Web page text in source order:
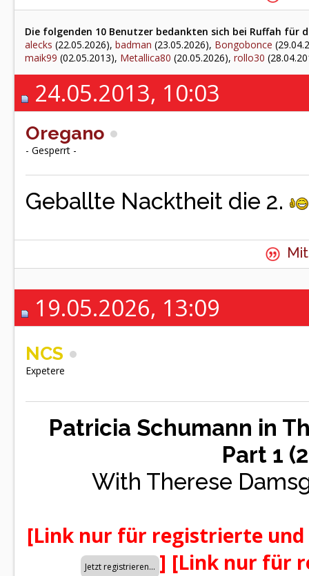
Die folgenden 10 Benutzer bedankten sich bei Ruffah für
alecks (22.05.2026), badman (23.05.2026), Bongobonce
maik99 (02.05.2013), Metallica80 (20.05.2026), rollo30
24.05.2013, 10:03
Oregano
- Gesperrt -
Geballte Nacktheit die 2.
19.05.2026, 13:09
NCS
Expetere
Patricia Schumann in
Part 1
With Therese
[Link nur für registrierte
] [Link nur für